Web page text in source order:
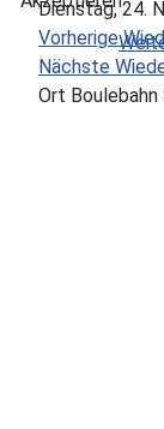
Dienstag, 24.
Vorherige
Nächste
Ort